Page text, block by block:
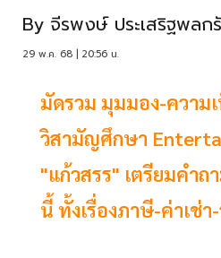
By จีรพงษ์ ประเสริฐพลก
29 พ.ค. 68 | 20:56 น.
มัดรวม มุมมอง-ความ
วิสามัญศึกษา
"แก้วสรร" เตรียมคำ
นี้ ทั้งเรื่องภาษี-ค่าเช่า